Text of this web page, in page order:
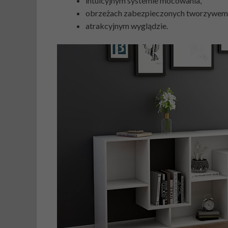
obrzeżach zabezpieczonych
atrakcyjnym wyglądzie.